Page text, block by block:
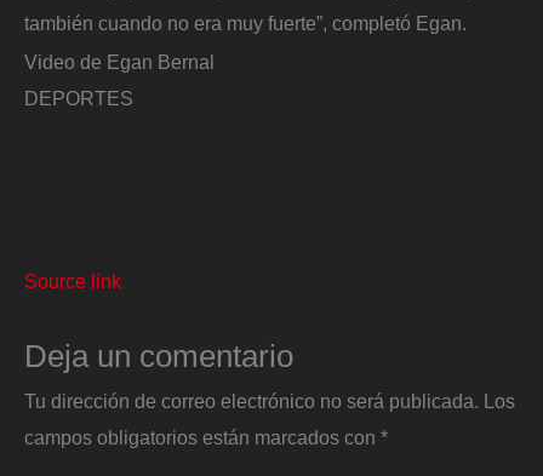
también cuando no era muy fuerte”, completó Egan.
Video de Egan Bernal
DEPORTES
Source link
Deja un comentario
Tu dirección de correo electrónico no será publicada. Los
campos obligatorios están marcados con *